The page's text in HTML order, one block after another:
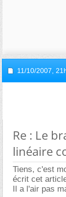
11/10/2007,
Re : Le
linéaire
Tiens, c'est
écrit cet
Il a l'air pas